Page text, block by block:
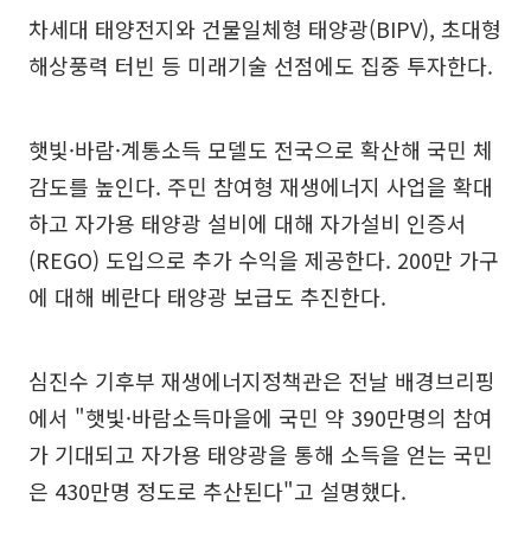
차세대 태양전지와 건물일체형 태양광(BIPV), 초대형
해상풍력 터빈 등 미래기술 선점에도 집중 투자한다.
햇빛·바람·계통소득 모델도 전국으로 확산해 국민 체
감도를 높인다. 주민 참여형 재생에너지 사업을 확대
하고 자가용 태양광 설비에 대해 자가설비 인증서
(REGO) 도입으로 추가 수익을 제공한다. 200만 가구
에 대해 베란다 태양광 보급도 추진한다.
심진수 기후부 재생에너지정책관은 전날 배경브리핑
에서 "햇빛·바람소득마을에 국민 약 390만명의 참여
가 기대되고 자가용 태양광을 통해 소득을 얻는 국민
은 430만명 정도로 추산된다"고 설명했다.